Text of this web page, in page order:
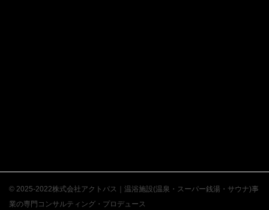
© 2025-2022株式会社アクトパス｜温浴施設(温泉・スーパー銭湯・サウナ)事
業の専門コンサルティング・プロデュース